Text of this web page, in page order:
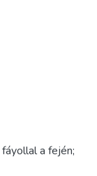
a fején;